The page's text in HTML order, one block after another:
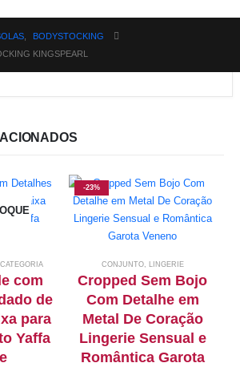
BODYSTOCKING
KINGSPEARL
com
de
para
Yaffa
-23%
CONJUNTO, LINGERIE
Cropped Sem Bojo
Com Detalhe em
Metal De Coração
Lingerie Sensual e
Romântica Garota